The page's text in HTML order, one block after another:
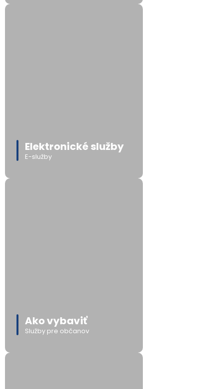
Elektronické služby
E-služby
Ako vybaviť
Služby pre občanov